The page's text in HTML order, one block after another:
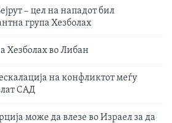
– цел на нападот бил
група Хезболах
Хезболах во Либан
на конфликтот меѓу
САД
може да влезе во Израел за да